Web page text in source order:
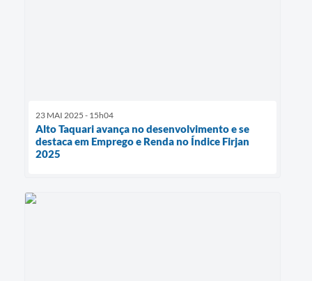
23 MAI 2025 - 15h04
Alto Taquari avança no desenvolvimento e se
destaca em Emprego e Renda no Índice Firjan
2025